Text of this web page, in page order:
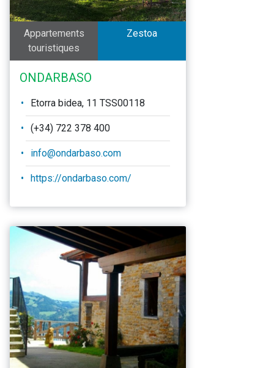
Appartements
touristiques
Zestoa
ONDARBASO
Etorra bidea, 11 TSS00118
(+34) 722 378 400
info@ondarbaso.com
https://ondarbaso.com/